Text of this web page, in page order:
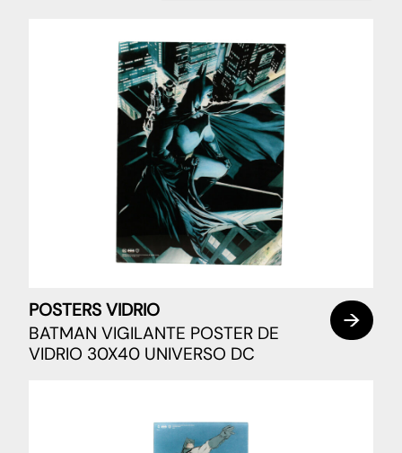
POSTERS VIDRIO
BATMAN VIGILANTE POSTER DE
VIDRIO 30X40 UNIVERSO DC